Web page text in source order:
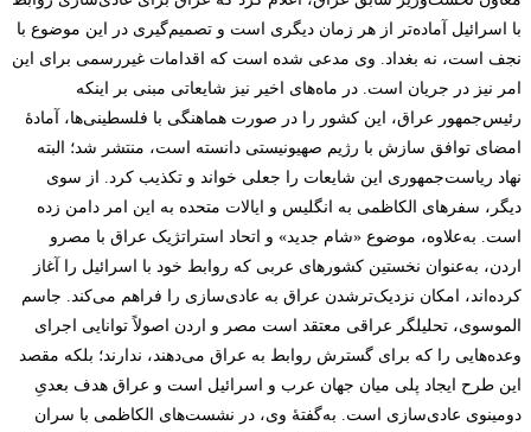
با اسرائیل آماده‌تر از هر زمان دیگری است و تصمیم‌گیری در این موضوع با
نجف است، نه بغداد. وی مدعی شده است که اقدامات غیررسمی برای این
امر نیز در جریان است. در ماه‌های اخیر نیز شایعاتی مبنی بر اینکه
رئیس‌جمهور عراق، این کشور را در صورت هماهنگی با فلسطینی‌ها، آمادۀ
امضای توافق سازش با رژیم صهیونیستی دانسته است، منتشر شد؛ البته
نهاد ریاست‌جمهوری این شایعات را جعلی خواند و تکذیب کرد. از سوی
دیگر، سفرهای الکاظمی به انگلیس و ایالات متحده به این امر دامن زده
است. به‌علاوه، موضوع «شام جدید» و اتحاد استراتژیک عراق با مصرو
اردن، به‌عنوان نخستین کشورهای عربی که روابط خود با اسرائیل را آغاز
کرده‌اند، امکان نزدیک‌تر‌شدن عراق به عادی‌سازی را فراهم می‌کند. جاسم
الموسوی، تحلیلگر عراقی معتقد است مصر و اردن اصولاً توانایی اجرای
وعده‌هایی را که برای گسترش روابط به عراق می‌دهند، ندارند؛ بلکه مقصد
این طرح ایجاد پلی میان جهان عرب و اسرائیل است و عراق هدف بعدیِ
دومینوی عادی‌سازی است. به‌گفتۀ وی، در نشست‌های الکاظمی با سران